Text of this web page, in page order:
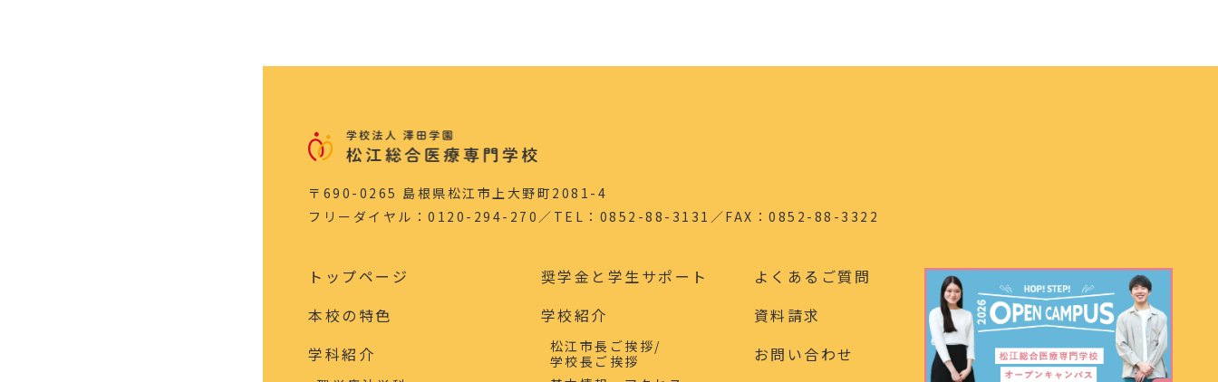
〒690-0265 島根県松江市上大野町2081-4
フリーダイヤル：0120-294-270／TEL：0852-88-3131／FAX：0852-88-3322
トップページ
本校の特色
学科紹介
奨学金と学生サポート
学校紹介
松江市長ご挨拶/
学校長ご挨拶
よくあるご質問
資料請求
お問い合わせ